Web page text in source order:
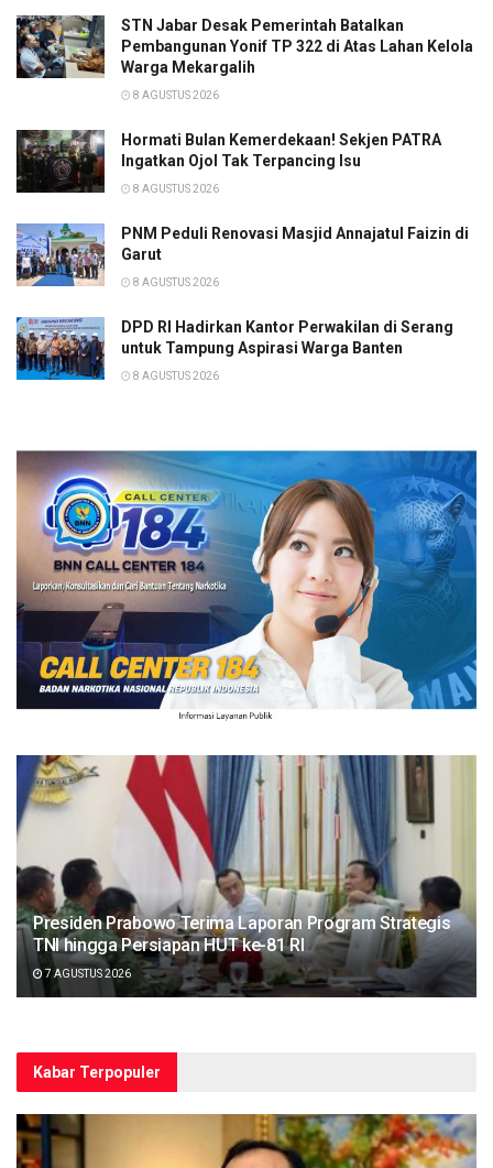
STN Jabar Desak Pemerintah Batalkan
Pembangunan Yonif TP 322 di Atas Lahan Kelola
Warga Mekargalih
8 AGUSTUS 2026
Hormati Bulan Kemerdekaan! Sekjen PATRA
Ingatkan Ojol Tak Terpancing Isu
8 AGUSTUS 2026
PNM Peduli Renovasi Masjid Annajatul Faizin di
Garut
8 AGUSTUS 2026
DPD RI Hadirkan Kantor Perwakilan di Serang
untuk Tampung Aspirasi Warga Banten
8 AGUSTUS 2026
Presiden Prabowo Terima Laporan Program Strategis
TNI hingga Persiapan HUT ke-81 RI
7 AGUSTUS 2026
Kabar Terpopuler